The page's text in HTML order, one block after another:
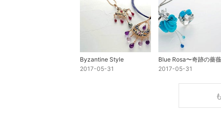
Byzantine Style
2017-05-31
Blue Rosa〜奇跡の薔
2017-05-31